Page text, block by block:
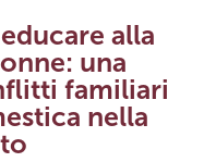
alla
una
familiari
nella